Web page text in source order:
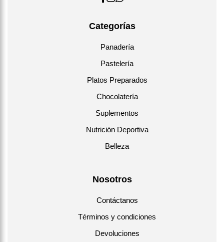
Categorías
Panadería
Pastelería
Platos Preparados
Chocolatería
Suplementos
Nutrición Deportiva
Belleza
Nosotros
Contáctanos
Términos y condiciones
Devoluciones